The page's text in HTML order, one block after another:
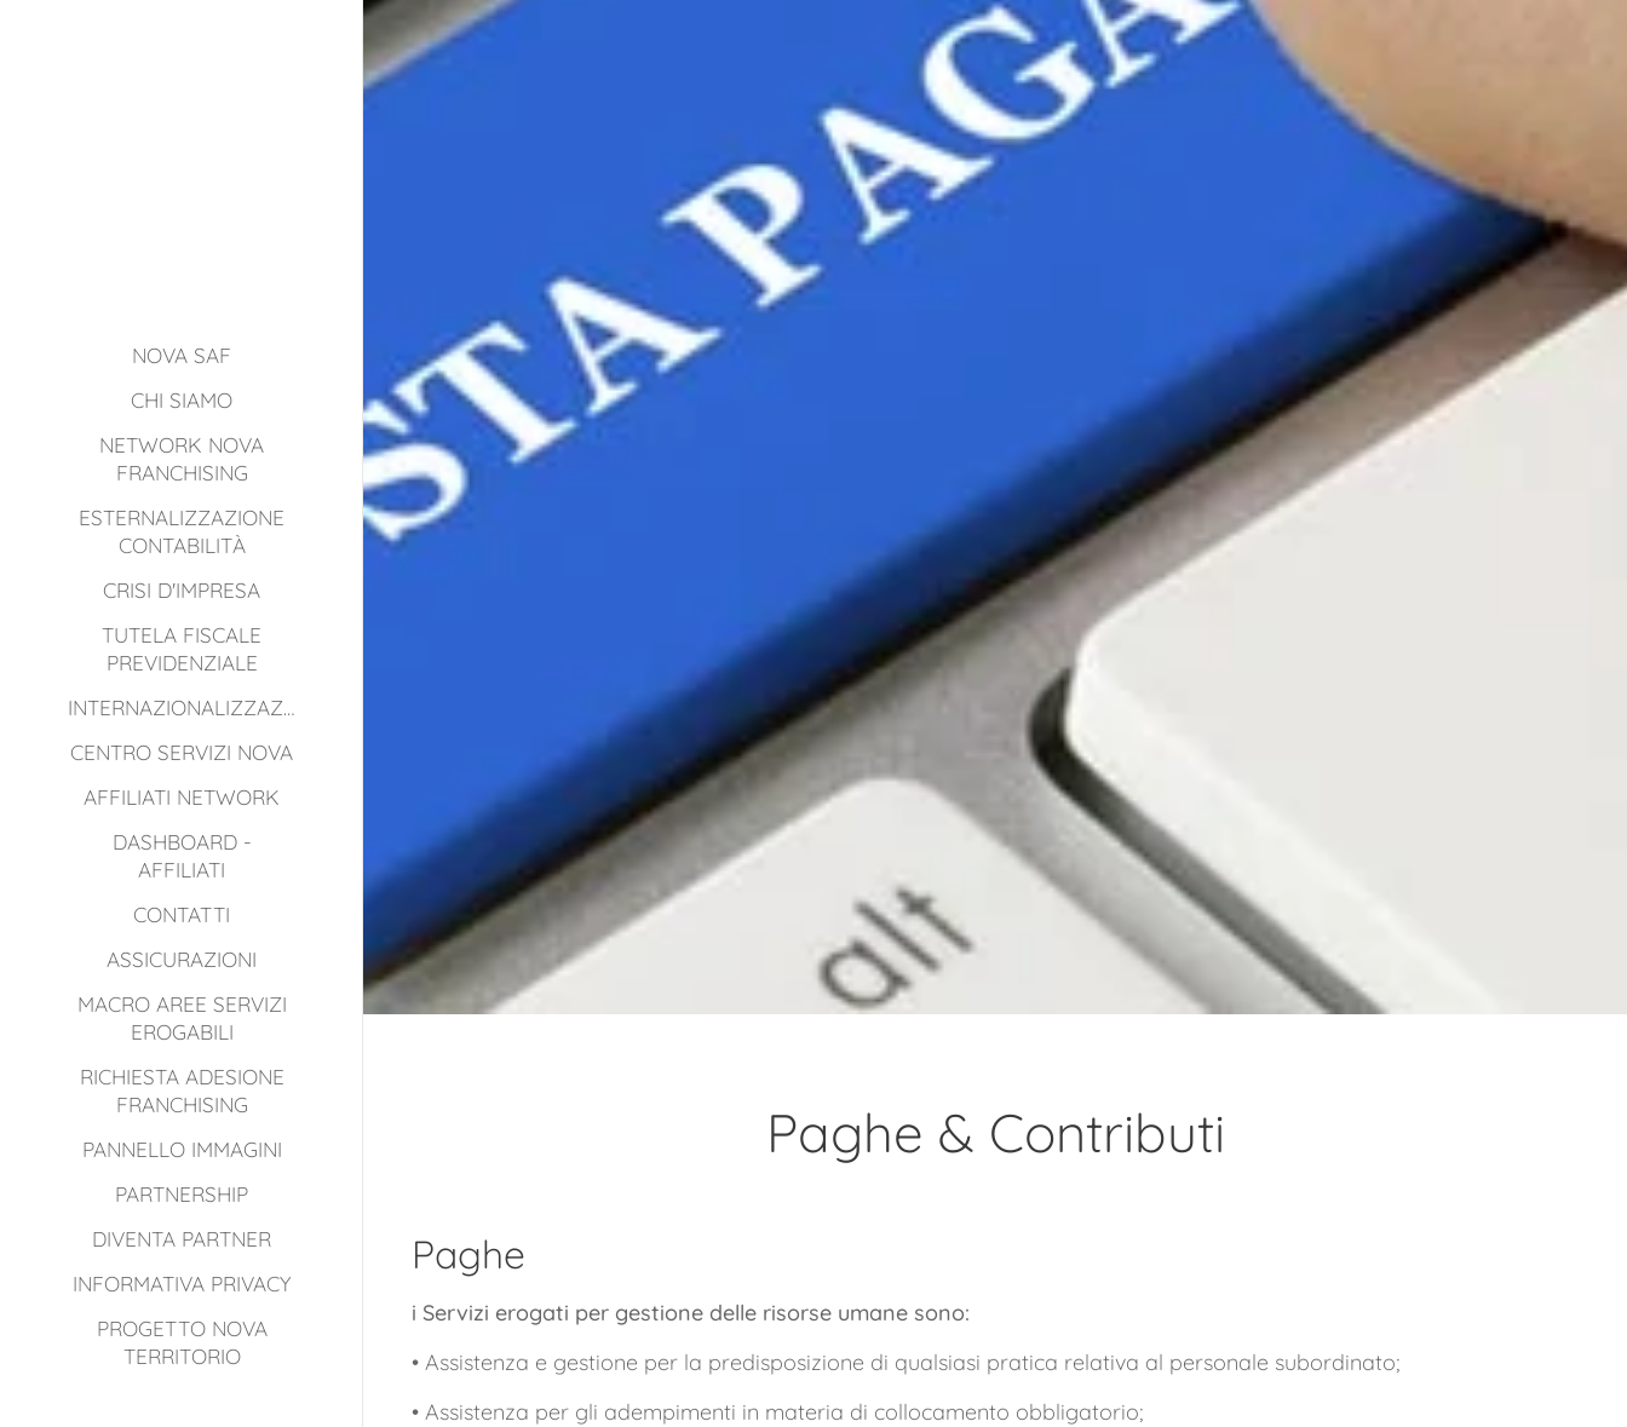
NOVA SAF
CHI SIAMO
NETWORK NOVA
FRANCHISING
ESTERNALIZZAZIONE
CONTABILITÀ
CRISI D'IMPRESA
TUTELA FISCALE
PREVIDENZIALE
INTERNAZIONALIZZAZIONE
CENTRO SERVIZI NOVA
AFFILIATI NETWORK
DASHBOARD -
AFFILIATI
CONTATTI
ASSICURAZIONI
MACRO AREE SERVIZI
EROGABILI
RICHIESTA ADESIONE
FRANCHISING
PANNELLO IMMAGINI
PARTNERSHIP
DIVENTA PARTNER
INFORMATIVA PRIVACY
PROGETTO NOVA
TERRITORIO
Paghe & Contributi
Paghe
i Servizi erogati per gestione delle risorse umane sono:
• Assistenza e gestione per la predisposizione di qualsiasi pratica relativa al personale subordinato;
• Assistenza per gli adempimenti in materia di collocamento obbligatorio;